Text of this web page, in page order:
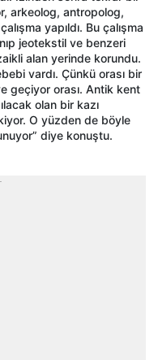
arkeolog, antropolog,
yapıldı. Bu çalışma
jeotekstil ve benzeri
alan yerinde korundu.
vardı. Çünkü orası bir
geçiyor orası. Antik kent
olan bir kazı
O yüzden de böyle
diye konuştu.